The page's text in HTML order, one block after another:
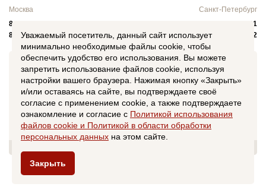
Москва
8 (499) 277-01-02
8 (800) 770-01-02
Санкт-Петербург
8 (812) 346-80-01
8 (812) 346-80-02
Мы используем cookies для сбора пользовательских данных —
они помогают нам анализировать трафик. Оставаясь на сайте,
вы соглашаетесь на обработку таких данных. Чтобы отказаться
от обработки, отключите сохранение cookies в настройках
вашего браузера. С информацией об обработке персональных
данных можно ознакомиться в документе"Политика в
отношении обработки персональных данных".
Данный сайт не является средством массовой информации
(СМИ). Информация на настоящем сайте носит справочный
как оферта или приглашение делать оферты. Сведения о
технических характеристиках товаров, свойствах работ и услуг
получены владельцем сайта из открытых источников и
Уважаемый посетитель, данный сайт использует
минимально необходимые файлы cookie, чтобы
обеспечить удобство его использования. Вы можете
запретить использование файлов cookie, используя
настройки вашего браузера. Нажимая кнопку «Закрыть»
и/или оставаясь на сайте, вы подтверждаете своё
согласие с применением cookie, а также подтверждаете
ознакомление и согласие с Политикой использования
файлов сookie и Политикой в области обработки
персональных данных на этом сайте.
Закрыть